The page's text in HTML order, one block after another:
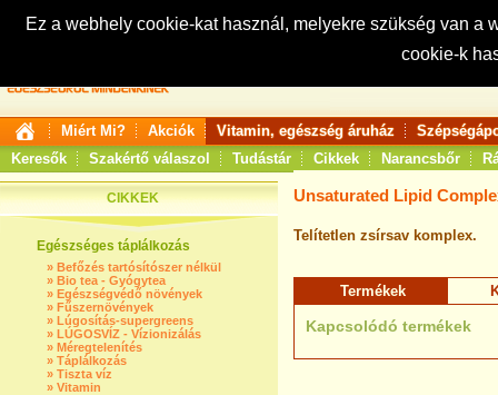
Ez a webhely cookie-kat használ, melyekre szükség van
cookie-k
Keresés:
Miért Mi? Akciók Vitamin, egészség áruház
Keresők
Szakértő válaszol Tudástár Cikkek Narancsbőr
CIKKEK
Egészséges táplálkozás
» Befőzés tartósítószer nélkül
» Bio tea - Gyógytea
» Egészségvédő növények
» Fűszernövények
» Lúgosítás-supergreens
» LÚGOSVÍZ - Vízionizálás
» Méregtelenítés
» Táplálkozás
» Tiszta víz
» Vitamin
Unsaturated Lipid
Telítetlen zsírsav komplex.
Termékek
Kapcsolódó termékek